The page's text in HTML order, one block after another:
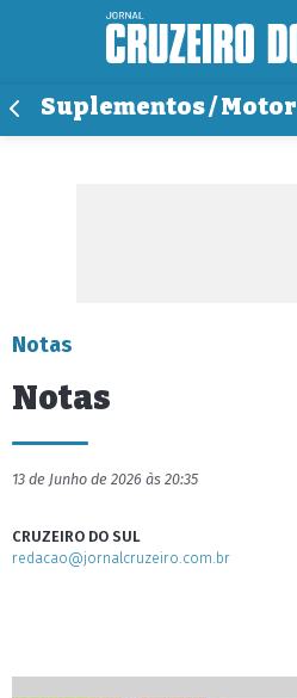
Suplementos / Motor
Notas
Notas
13 de Junho de 2026 às 20:35
CRUZEIRO DO SUL
redacao@jornalcruzeiro.com.br